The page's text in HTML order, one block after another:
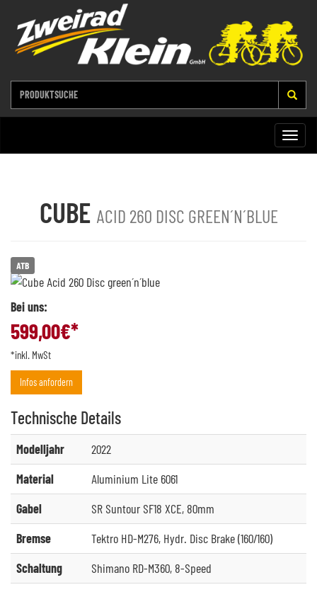
Toggle
CUBE ACID 260 DISC GREEN´N´BLUE
ATB
Bei uns:
599,00€*
*inkl. MwSt
Infos anfordern
Technische Details
Modelljahr
2022
Material
Aluminium Lite 6061
Gabel
SR Suntour SF18 XCE, 80mm
Bremse
Tektro HD-M276, Hydr. Disc Brake (160/160)
Schaltung
Shimano RD-M360, 8-Speed